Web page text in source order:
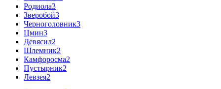
Родиола3
Зверобой3
Черноголовник3
Цмин3
Девясил2
Шлемник2
Камфоросма2
Пустырник2
Левзея2